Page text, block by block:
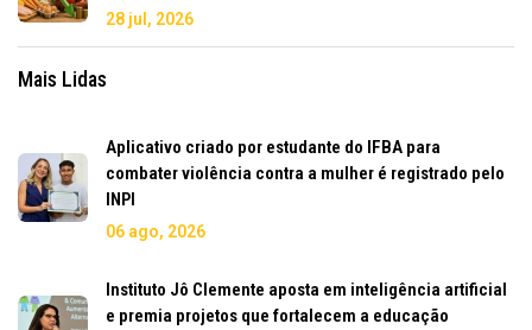
28 jul, 2026
Mais Lidas
Aplicativo criado por estudante do IFBA para
combater violência contra a mulher é registrado pelo
INPI
06 ago, 2026
Instituto Jô Clemente aposta em inteligência artificial
e premia projetos que fortalecem a educação